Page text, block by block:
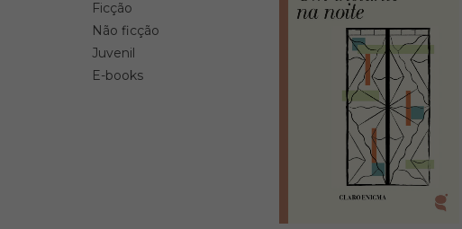
Ficção
Não ficção
Juvenil
E-books